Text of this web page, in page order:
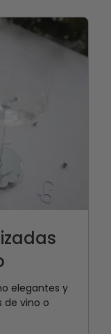
elegantes y
de vino o